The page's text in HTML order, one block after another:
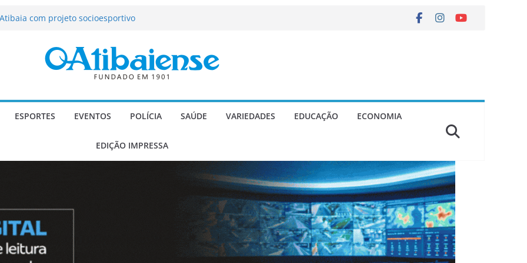
e Morango abre programação
infantis e valorização dos produtores
a deputado estadual é
ESPORTES EVENTOS POLÍCIA SAÚDE VARIEDADES EDUCAÇÃO ECONOMIA
EDIÇÃO IMPRESSA